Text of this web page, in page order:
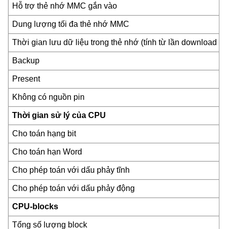
Hỗ trợ thẻ nhớ MMC gắn vào
Dung lượng tối đa thẻ nhớ MMC
Thời gian lưu dữ liệu trong thẻ nhớ (tính từ lần download
Backup
Present
Không có nguồn pin
Thời gian sử lý của CPU
Cho toán hạng bit
Cho toán hạn Word
Cho phép toán với dấu phảy tĩnh
Cho phép toán với dấu phảy động
CPU-blocks
Tổng số lượng block